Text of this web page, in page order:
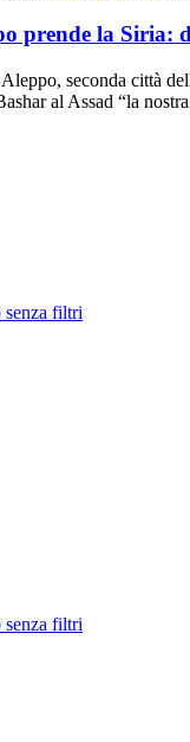
prende la Siria:
seconda città
al Assad “la
filtri
filtri